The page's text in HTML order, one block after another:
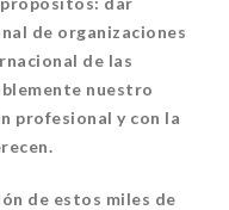
de organizaciones
de las
nuestro
profesional y con la
de estos miles de